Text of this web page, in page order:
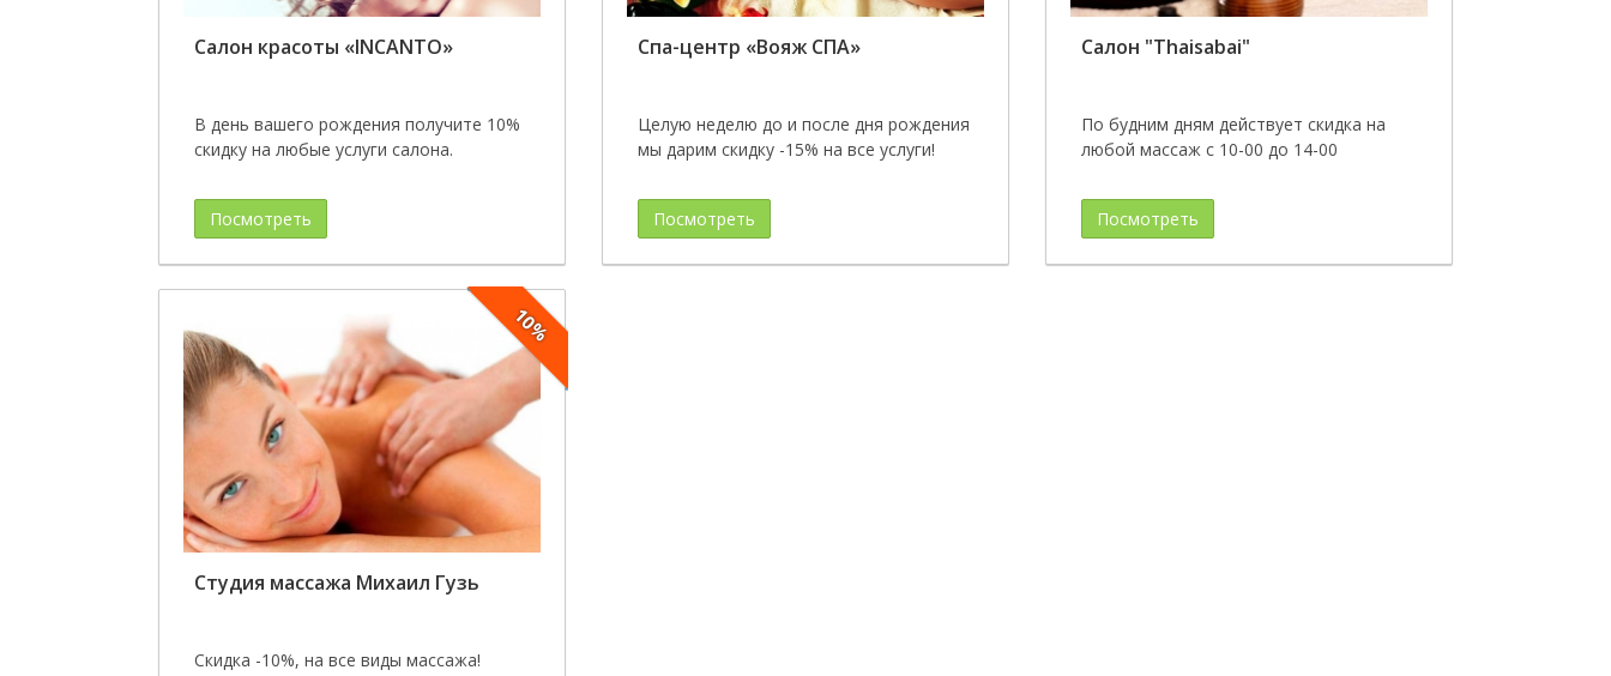
Салон красоты «INCANTO»
В день вашего рождения получите 10%
скидку на любые услуги салона.
Посмотреть
Спа-центр «Вояж СПА»
Целую неделю до и после дня рождения
мы дарим скидку -15% на все услуги!
Посмотреть
Салон "Thaisabai"
По будним дням действует скидка на
любой массаж с 10-00 до 14-00
Посмотреть
10%
Студия массажа Михаил Гузь
Скидка -10%, на все виды массажа!